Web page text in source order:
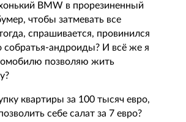
BMW в прорезиненный
чтобы затмевать все
спрашивается, провинился
собратья-андроиды? И всё же я
позволяю жить
квартиры за 100 тысяч евро,
себе салат за 7 евро?